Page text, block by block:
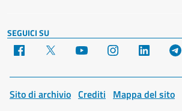
SEGUICI SU
Facebook YouTube Instagram LinkedIn
Sito di archivio Crediti Mappa del sito